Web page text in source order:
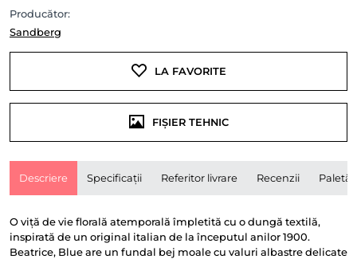
Producător:
Sandberg
LA FAVORITE
FIȘIER TEHNIC
Descriere Specificații Referitor livrare Recenzii Paletă
O viță de vie florală atemporală împletită cu o dungă textilă,
inspirată de un original italian de la începutul anilor 1900.
Beatrice, Blue are un fundal bej moale cu valuri albastre delicate